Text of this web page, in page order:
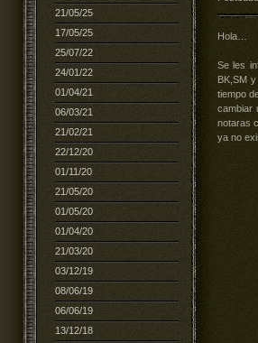
21/05/25
17/05/25
25/07/22
24/01/22
01/04/21
06/03/21
21/02/21
22/12/20
01/11/20
21/05/20
01/05/20
01/04/20
21/03/20
03/12/19
08/06/19
06/06/19
13/12/18
Hola…
Se les
BK,SM
tiempo
cambiar
notaras
ya no